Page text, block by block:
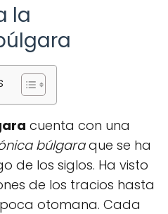
la
cuenta con una
búlgaraque se ha
de los siglos. Ha visto
de los tracios hasta
otomana. Cada